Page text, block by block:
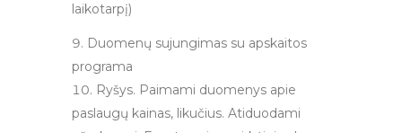
laikotarpį)
Duomenų sujungimas su apskaitos
programa
Ryšys. Paimami duomenys apie
paslaugų kainas, likučius. Atiduodami